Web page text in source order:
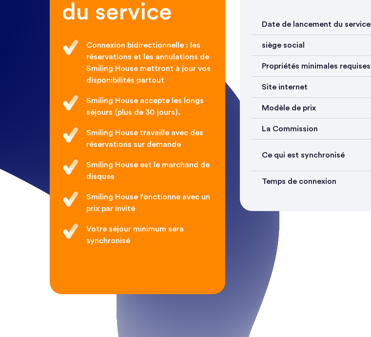
du service
Connexion bidirectionnelle : les
réservations et les annulations de
Smiling House mettront à jour vos
disponibilités partout
Smiling House accepte les longs
séjours (plus de 30 jours).
Smiling House travaille avec des
réservations sur demande
Smiling House est le marchand de
disques
Smiling House fonctionne avec un
prix par invité
Votre séjour minimum sera
synchronisé
Date de lancement du service
siège social
Propriétés minimales requises
Site internet
Modèle de prix
La Commission
Ce qui est synchronisé
Temps de connexion